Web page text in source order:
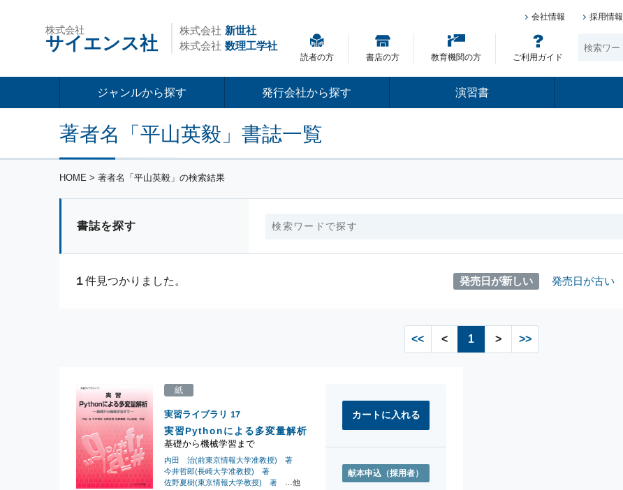
株式会社
サイエンス社
株式会社 新世社
株式会社 数理工学社
会社情報 採用情報
読者の方 書店の方 教育機関の方 ご利用ガイド
ジャンルから探す 発行会社から探す 演習書
著者名「平山英毅」書誌一覧
HOME > 著者名「平山英毅」の検索結果
書誌を探す
１件見つかりました。 発売日が新しい 発売日が古い
<< < 1 > >>
実習Pythonによる多変量解析
基礎から機械学習まで
実習ライブラリ 17
内田 治(前東京情報大学准教授) 著
今井哲郎(長崎大学准教授) 著
佐野夏樹(東京情報大学教授) 著 …他
紙
献本申込 （採用者）